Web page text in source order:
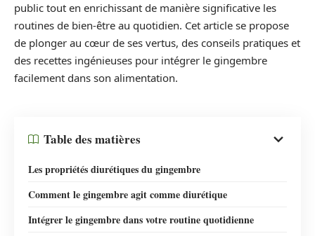
public tout en enrichissant de manière significative les
routines de bien-être au quotidien. Cet article se propose
de plonger au cœur de ses vertus, des conseils pratiques et
des recettes ingénieuses pour intégrer le gingembre
facilement dans son alimentation.
Table des matières
Les propriétés diurétiques du gingembre
Comment le gingembre agit comme diurétique
Intégrer le gingembre dans votre routine quotidienne